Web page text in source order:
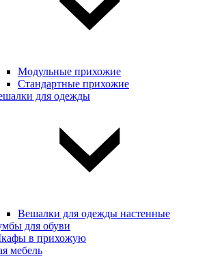
Модульные прихожие
Стандартные прихожие
для одежды
Вешалки для одежды настенные
для обуви
в прихожую
мебель